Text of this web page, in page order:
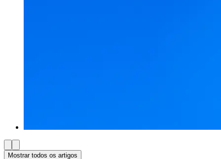
Mostrar todos os artigos